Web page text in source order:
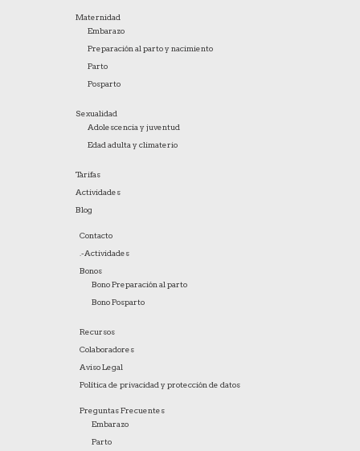
Maternidad
Embarazo
Preparación al parto y nacimiento
Parto
Posparto
Sexualidad
Adolescencia y juventud
Edad adulta y climaterio
Tarifas
Actividades
Blog
Contacto
.-Actividades
Bonos
Bono Preparación al parto
Bono Posparto
Recursos
Colaboradores
Aviso Legal
Política de privacidad y protección de datos
Preguntas Frecuentes
Embarazo
Parto